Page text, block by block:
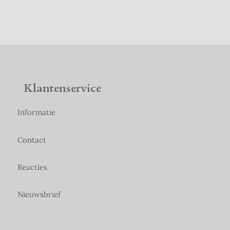
Klantenservice
Informatie
Contact
Reacties
Nieuwsbrief